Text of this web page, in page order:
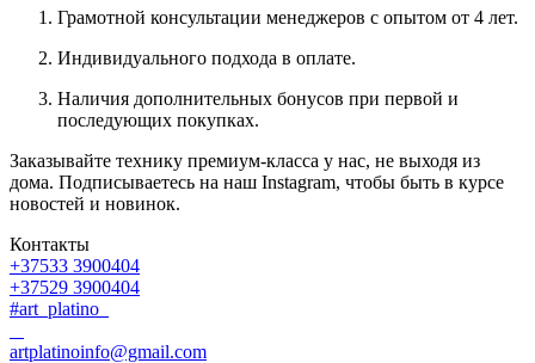
Грамотной консультации менеджеров с опытом от 4 лет.
Индивидуального подхода в оплате.
Наличия дополнительных бонусов при первой и
последующих покупках.
Заказывайте технику премиум-класса у нас, не выходя из
дома. Подписываетесь на наш Instagram, чтобы быть в курсе
новостей и новинок.
Контакты
+37533 3900404
+37529 3900404
#art_platino
artplatinoinfo@gmail.com